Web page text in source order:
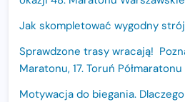
Jak skompletować wygodny
Sprawdzone trasy wracają!
Maratonu, 17. Toruń
Motywacja do biegania.